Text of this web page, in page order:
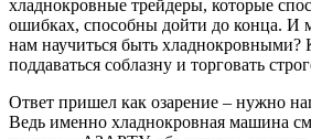
хладнокровные трейдеры, которые
ошибках, способны дойти до конца.
нам научиться быть хладнокровными?
поддаваться соблазну и торговать
Ответ пришел как озарение – нужно
Ведь именно хладнокровная машина